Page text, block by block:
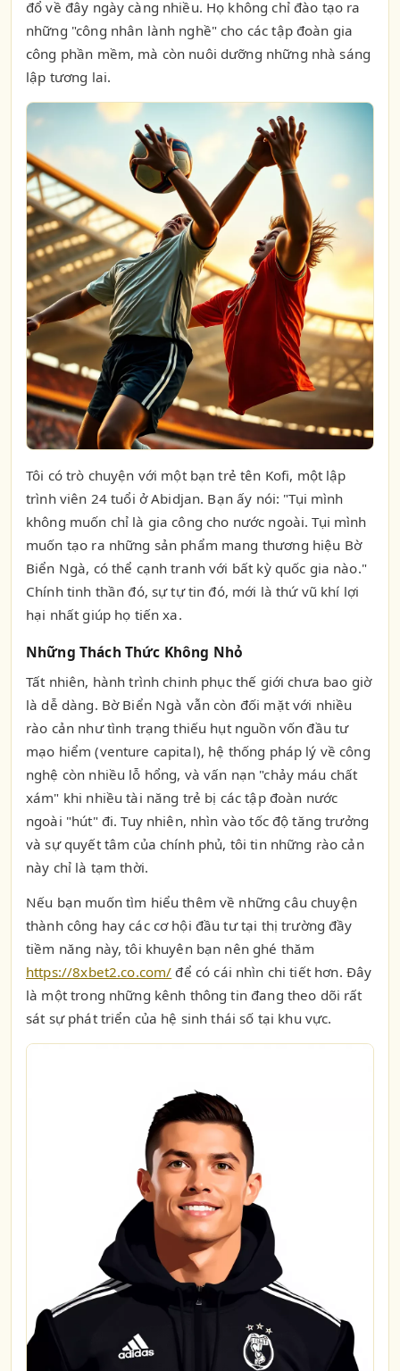
đổ về đây ngày càng nhiều. Họ không chỉ đào tạo ra
những "công nhân lành nghề" cho các tập đoàn gia
công phần mềm, mà còn nuôi dưỡng những nhà sáng
lập tương lai.
Tôi có trò chuyện với một bạn trẻ tên Kofi, một lập
trình viên 24 tuổi ở Abidjan. Bạn ấy nói: "Tụi mình
không muốn chỉ là gia công cho nước ngoài. Tụi mình
muốn tạo ra những sản phẩm mang thương hiệu Bờ
Biển Ngà, có thể cạnh tranh với bất kỳ quốc gia nào."
Chính tinh thần đó, sự tự tin đó, mới là thứ vũ khí lợi
hại nhất giúp họ tiến xa.
Những Thách Thức Không Nhỏ
Tất nhiên, hành trình chinh phục thế giới chưa bao giờ
là dễ dàng. Bờ Biển Ngà vẫn còn đối mặt với nhiều
rào cản như tình trạng thiếu hụt nguồn vốn đầu tư
mạo hiểm (venture capital), hệ thống pháp lý về công
nghệ còn nhiều lỗ hổng, và vấn nạn "chảy máu chất
xám" khi nhiều tài năng trẻ bị các tập đoàn nước
ngoài "hút" đi. Tuy nhiên, nhìn vào tốc độ tăng trưởng
và sự quyết tâm của chính phủ, tôi tin những rào cản
này chỉ là tạm thời.
Nếu bạn muốn tìm hiểu thêm về những câu chuyện
thành công hay các cơ hội đầu tư tại thị trường đầy
tiềm năng này, tôi khuyên bạn nên ghé thăm
https://8xbet2.co.com/ để có cái nhìn chi tiết hơn. Đây
là một trong những kênh thông tin đang theo dõi rất
sát sự phát triển của hệ sinh thái số tại khu vực.